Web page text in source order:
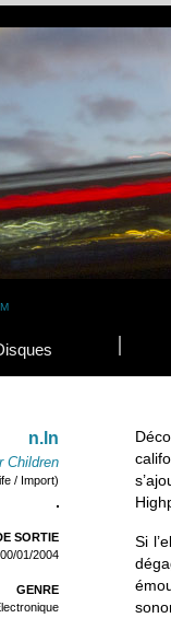
n.ln
Children
/ Import)
SORTIE
00/01/2004
GENRE
Si